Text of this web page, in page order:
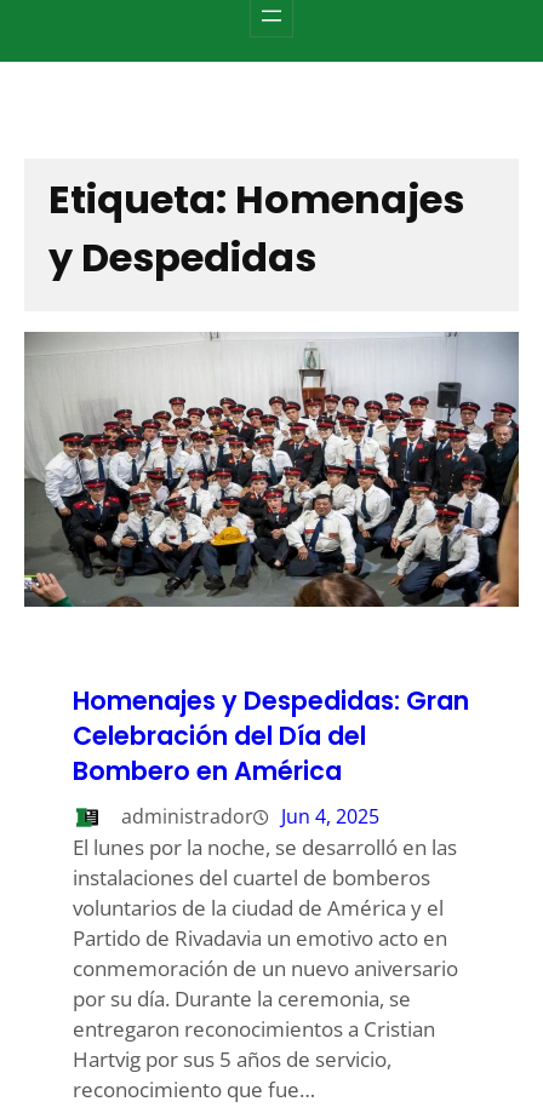
Etiqueta: Homenajes
y Despedidas
Homenajes y Despedidas: Gran
Celebración del Día del
Bombero en América
administrador Jun 4, 2025
El lunes por la noche, se desarrolló en las
instalaciones del cuartel de bomberos
voluntarios de la ciudad de América y el
Partido de Rivadavia un emotivo acto en
conmemoración de un nuevo aniversario
por su día. Durante la ceremonia, se
entregaron reconocimientos a Cristian
Hartvig por sus 5 años de servicio,
reconocimiento que fue…